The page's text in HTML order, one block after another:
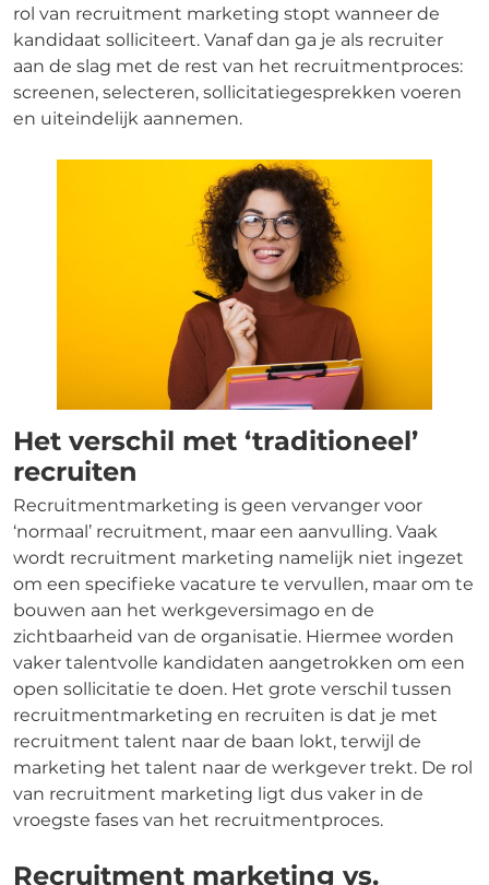
rol van recruitment marketing stopt wanneer de
kandidaat solliciteert. Vanaf dan ga je als recruiter
aan de slag met de rest van het recruitmentproces:
screenen, selecteren, sollicitatiegesprekken voeren
en uiteindelijk aannemen.
Het verschil met ‘traditioneel’
recruiten
Recruitmentmarketing is geen vervanger voor
‘normaal’ recruitment, maar een aanvulling. Vaak
wordt recruitment marketing namelijk niet ingezet
om een specifieke vacature te vervullen, maar om te
bouwen aan het werkgeversimago en de
zichtbaarheid van de organisatie. Hiermee worden
vaker talentvolle kandidaten aangetrokken om een
open sollicitatie te doen. Het grote verschil tussen
recruitmentmarketing en recruiten is dat je met
recruitment talent naar de baan lokt, terwijl de
marketing het talent naar de werkgever trekt. De rol
van recruitment marketing ligt dus vaker in de
vroegste fases van het recruitmentproces.
Recruitment marketing vs.